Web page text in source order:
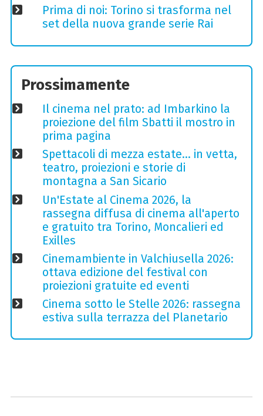
Prima di noi: Torino si trasforma nel
set della nuova grande serie Rai
Prossimamente
Il cinema nel prato: ad Imbarkino la
proiezione del film Sbatti il mostro in
prima pagina
Spettacoli di mezza estate… in vetta,
teatro, proiezioni e storie di
montagna a San Sicario
Un'Estate al Cinema 2026, la
rassegna diffusa di cinema all'aperto
e gratuito tra Torino, Moncalieri ed
Exilles
Cinemambiente in Valchiusella 2026:
ottava edizione del festival con
proiezioni gratuite ed eventi
Cinema sotto le Stelle 2026: rassegna
estiva sulla terrazza del Planetario